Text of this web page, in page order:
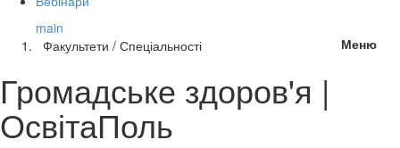
Меню
main
Факультети / Спеціальності
Громадське здоров'я |
ОсвітаПоль